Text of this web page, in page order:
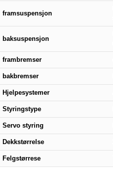
framsuspensjon
baksuspensjon
frambremser
bakbremser
Hjelpesystemer
Styringstype
Servo styring
Dekkstørrelse
Felgstørrese